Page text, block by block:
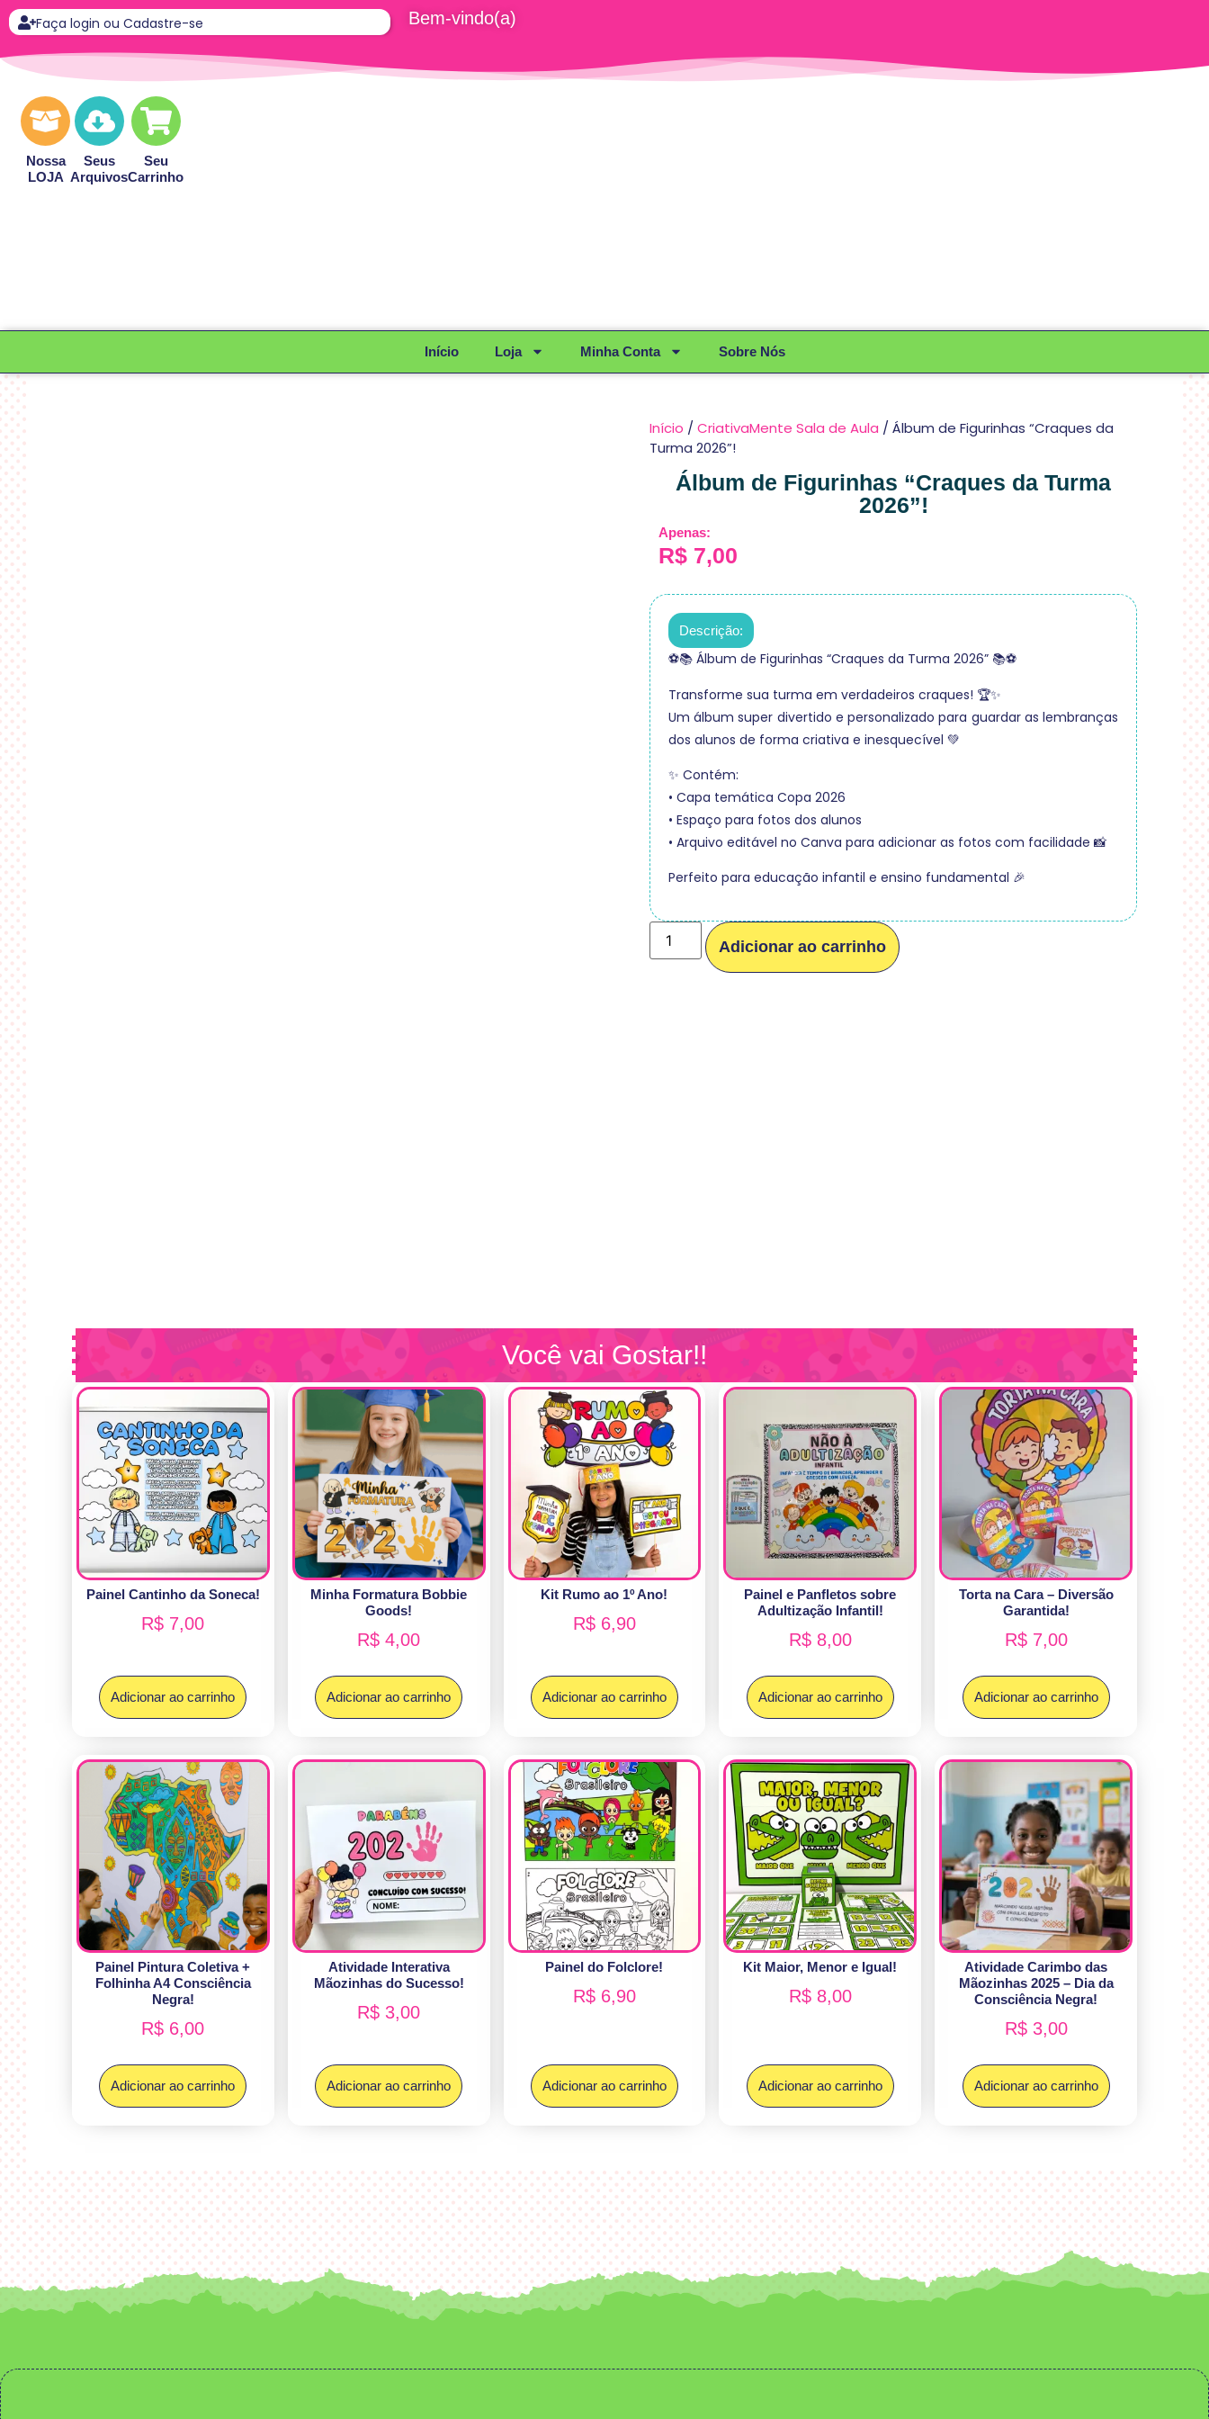
Faça login ou Cadastre-se Bem-vindo(a)
Nossa
LOJA
Seus
Arquivos
Seu
Carrinho
Início Loja Minha Conta Sobre Nós
Início /CriativaMente Sala de Aula / Álbum de Figurinhas “Craques da
Turma 2026”!
Álbum de Figurinhas “Craques da Turma
2026”!
Apenas:
R$ 7,00
Descrição:
⚽📚 Álbum de Figurinhas “Craques da Turma 2026” 📚⚽
Transforme sua turma em verdadeiros craques! 🏆✨
Um álbum super divertido e personalizado para guardar as lembranças
dos alunos de forma criativa e inesquecível 💚
✨ Contém:
• Capa temática Copa 2026
• Espaço para fotos dos alunos
• Arquivo editável no Canva para adicionar as fotos com facilidade 📸
Perfeito para educação infantil e ensino fundamental 🎉
Adicionar ao carrinho
Você vai Gostar!!
Painel Cantinho da Soneca!
R$ 7,00
Adicionar ao carrinho
Minha Formatura Bobbie
Goods!
R$ 4,00
Adicionar ao carrinho
Kit Rumo ao 1º Ano!
R$6,90
Adicionar ao carrinho
Painel e Panfletos sobre
Adultização Infantil!
R$8,00
Adicionar ao carrinho
Torta na Cara – Diversão
Garantida!
R$7,00
Adicionar ao carrinho
Painel Pintura Coletiva +
Folhinha A4 Consciência
Negra!
R$ 6,00
Adicionar ao carrinho
Atividade Interativa
Mãozinhas do Sucesso!
R$ 3,00
Adicionar ao carrinho
Painel do Folclore!
R$6,90
Adicionar ao carrinho
Kit Maior, Menor e Igual!
R$8,00
Adicionar ao carrinho
Atividade Carimbo das
Mãozinhas 2025 – Dia da
Consciência Negra!
R$3,00
Adicionar ao carrinho